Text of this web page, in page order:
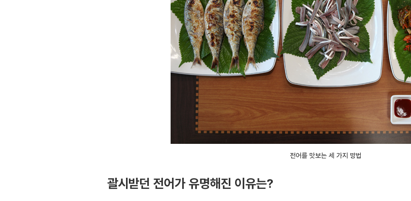
전어를 맛보는 세 가지 방법
괄시받던 전어가 유명해진 이유는?